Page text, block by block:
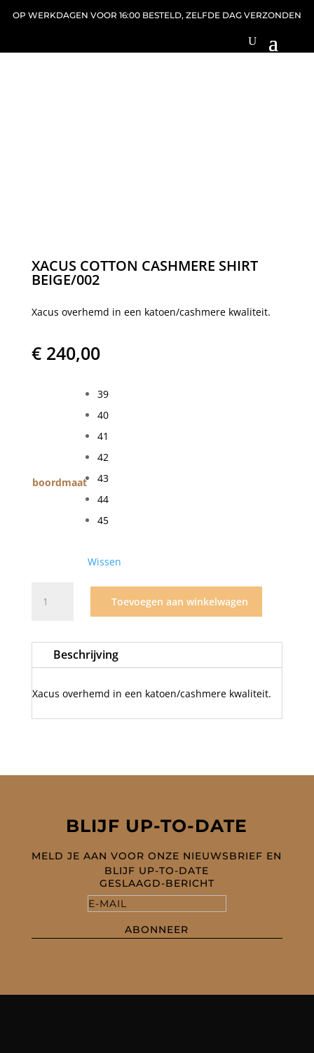
OP WERKDAGEN VOOR 16:00 BESTELD, ZELFDE DAG VERZONDEN
XACUS COTTON CASHMERE SHIRT
BEIGE/002
Xacus overhemd in een katoen/cashmere kwaliteit.
€240,00
boordmaat
39
40
41
42
43
44
45
Wissen
Cotton
beige/002
aantal
Toevoegen aan winkelwagen
Beschrijving
Xacus overhemd in een katoen/cashmere kwaliteit.
BLIJF UP-TO-DATE
MELD JE AAN VOOR ONZE NIEUWSBRIEF EN
BLIJF UP-TO-DATE
GESLAAGD-BERICHT
ABONNEER